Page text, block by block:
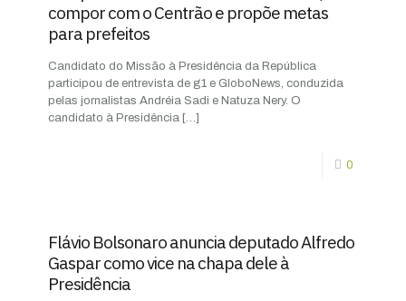
compor com o Centrão e propõe metas
para prefeitos
Candidato do Missão à Presidência da República
participou de entrevista de g1 e GloboNews, conduzida
pelas jornalistas Andréia Sadi e Natuza Nery. O
candidato à Presidência […]
0
Flávio Bolsonaro anuncia deputado Alfredo
Gaspar como vice na chapa dele à
Presidência